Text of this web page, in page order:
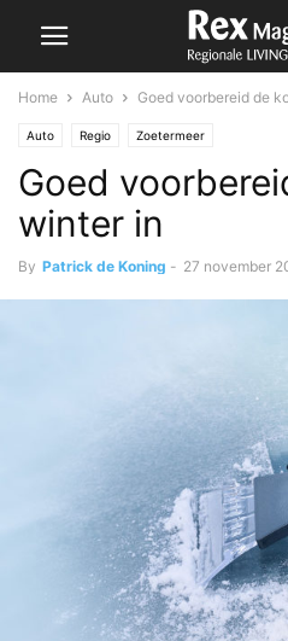
Home Auto Goed voorbereid de
Auto Regio Zoetermeer
Goed
winter in
By Patrick de Koning - 27 november